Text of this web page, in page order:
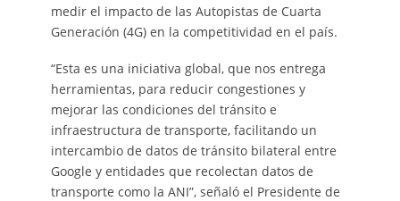
medir el impacto de las Autopistas de Cuarta
Generación (4G) en la competitividad en el país.
“Esta es una iniciativa global, que nos entrega
herramientas, para reducir congestiones y
mejorar las condiciones del tránsito e
infraestructura de transporte, facilitando un
intercambio de datos de tránsito bilateral entre
Google y entidades que recolectan datos de
transporte como la ANI”, señaló el Presidente de